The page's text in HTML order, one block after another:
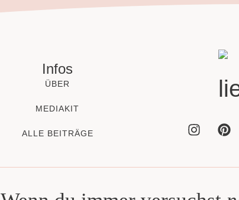
Infos
ÜBER
MEDIAKIT
ALLE BEITRÄGE